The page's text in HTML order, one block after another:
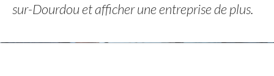
sur-Dourdou et afficher une entreprise de plus.